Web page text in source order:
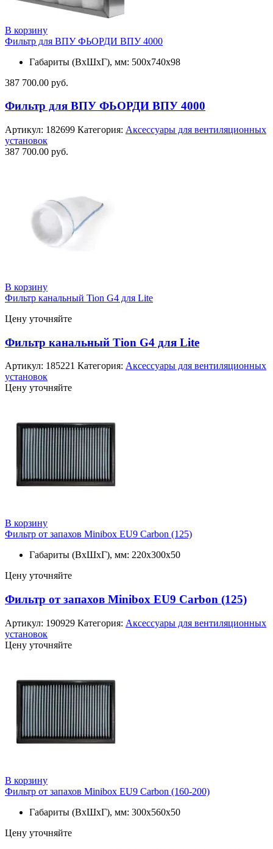
В корзину
Фильтр для ВПУ ФЬОРДИ ВПУ 4000
Габариты (ВхШхГ), мм: 500x740x98
387 700.00 руб.
Фильтр для ВПУ ФЬОРДИ ВПУ 4000
Артикул: 182699 Категория: Аксессуары для вентиляционных
установок
387 700.00 руб.
В корзину
Фильтр канальный Tion G4 для Lite
Цену уточняйте
Фильтр канальный Tion G4 для Lite
Артикул: 185221 Категория: Аксессуары для вентиляционных
установок
Цену уточняйте
В корзину
Фильтр от запахов Minibox EU9 Carbon (125)
Габариты (ВхШхГ), мм: 220x300x50
Цену уточняйте
Фильтр от запахов Minibox EU9 Carbon (125)
Артикул: 190929 Категория: Аксессуары для вентиляционных
установок
Цену уточняйте
В корзину
Фильтр от запахов Minibox EU9 Carbon (160-200)
Габариты (ВхШхГ), мм: 300x560x50
Цену уточняйте